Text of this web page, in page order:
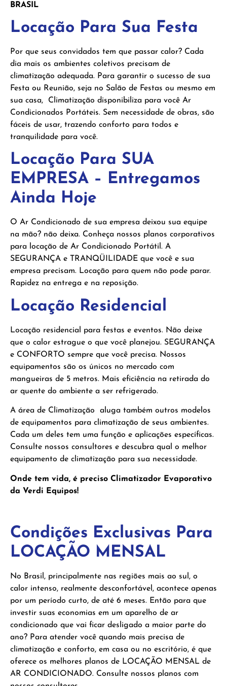
BRASIL
Locação Para Sua Festa
Por que seus convidados tem que passar calor? Cada
dia mais os ambientes coletivos precisam de
climatização adequada. Para garantir o sucesso de sua
Festa ou Reunião, seja no Salão de Festas ou mesmo em
sua casa, Climatização disponibiliza para você Ar
Condicionados Portáteis. Sem necessidade de obras, são
fáceis de usar, trazendo conforto para todos e
tranquilidade para você.
Locação Para SUA
EMPRESA – Entregamos
Ainda Hoje
O Ar Condicionado de sua empresa deixou sua equipe
na mão? não deixa. Conheça nossos planos corporativos
para locação de Ar Condicionado Portátil. A
SEGURANÇA e TRANQÜILIDADE que você e sua
empresa precisam. Locação para quem não pode parar.
Rapidez na entrega e na reposição.
Locação Residencial
Locação residencial para festas e eventos. Não deixe
que o calor estrague o que você planejou. SEGURANÇA
e CONFORTO sempre que você precisa. Nossos
equipamentos são os únicos no mercado com
mangueiras de 5 metros. Mais eficiência na retirada do
ar quente do ambiente a ser refrigerado.
A área de Climatização aluga também outros modelos
de equipamentos para climatização de seus ambientes.
Cada um deles tem uma função e aplicações específicas.
Consulte nossos consultores e descubra qual o melhor
equipamento de climatização para sua necessidade.
Onde tem vida, é preciso Climatizador Evaporativo
da Verdi Equipos!
Condições Exclusivas Para
LOCAÇÃO MENSAL
No Brasil, principalmente nas regiões mais ao sul, o
calor intenso, realmente desconfortável, acontece apenas
por um período curto, de até 6 meses. Então para que
investir suas economias em um aparelho de ar
condicionado que vai ficar desligado a maior parte do
ano? Para atender você quando mais precisa de
climatização e conforto, em casa ou no escritório, é que
oferece os melhores planos de LOCAÇÃO MENSAL de
AR CONDICIONADO. Consulte nossos planos com